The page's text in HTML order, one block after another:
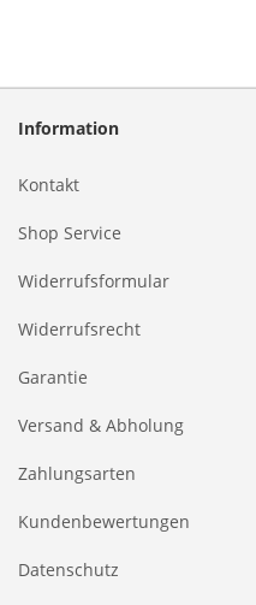
Information
Kontakt
Shop Service
Widerrufsformular
Widerrufsrecht
Garantie
Versand & Abholung
Zahlungsarten
Kundenbewertungen
Datenschutz